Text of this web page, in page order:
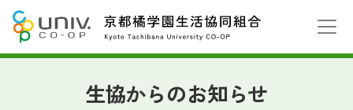
生協からのお知らせ